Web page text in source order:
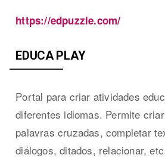
https://edpuzzle.com/
EDUCA PLAY
Portal para criar atividades
diferentes idiomas. Permite
palavras cruzadas, completar
diálogos, ditados, relacionar,